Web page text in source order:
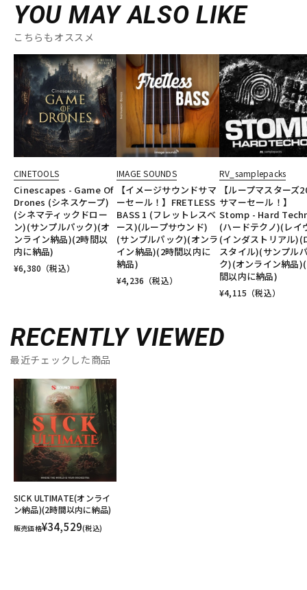
YOU MAY ALSO LIKE
こちらもオススメ
CINETOOLS
Cinescapes - Game Of
Drones (シネスケープ)
(シネマティックドロー
ン)(サンプルパック)(オ
ンライン納品)(2時間以
内に納品)
¥6,380 （税込）
IMAGE SOUNDS
【イメージサウンドサマ
ーセール！】FRETLESS
BASS 1 (フレットレスベ
ース)(ループサウンド)
(サンプルパック)(オンラ
イン納品)(2時間以内に
納品)
¥4,236 （税込）
RV_samplepacks
【ループマスターズ
サマーセール！】
Stomp - Hard
(ハードテクノ)(レイ
(インダストリアル)(
スタイル)(サンプル
ク)(オンライン納品
間以内に納品)
¥4,115 （税込）
RECENTLY VIEWED
最近チェックした商品
SICK ULTIMATE(オンライ
ン納品)(2時間以内に納品)
販売価格¥34,529(税込)